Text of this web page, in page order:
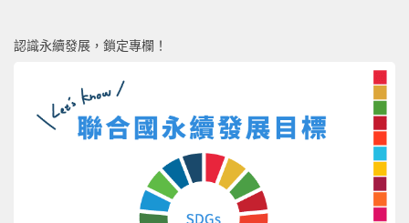
認識永續發展，鎖定專欄！